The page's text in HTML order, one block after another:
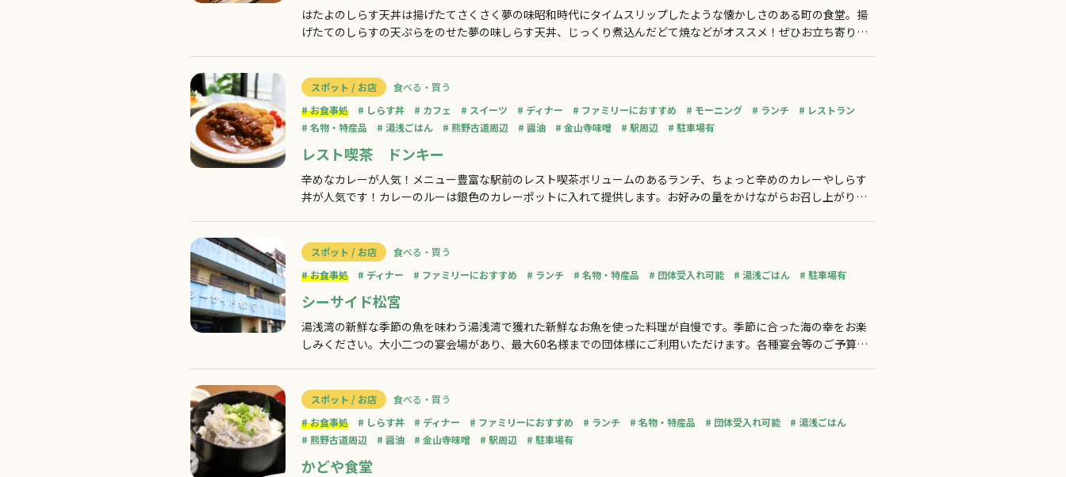
はたよのしらす天丼は揚げたてさくさく夢の味昭和時代にタイムスリップしたような懐かしさのある町の食堂。揚
げたてのしらすの天ぷらをのせた夢の味しらす天丼、じっくり煮込んだどて焼などがオススメ！ぜひお立ち寄りく
スポット / お店
食べる・買う
お食事処
しらす丼 カフェ スイーツ ディナー ファミリーにおすすめ モーニング ランチ
レストラン
名物・特産品
湯浅ごはん 熊野古道周辺 醤油 金山寺味噌 駅周辺 駐車場有
レスト喫茶 ドンキー
辛めなカレーが人気！メニュー豊富な駅前のレスト喫茶ボリュームのあるランチ、ちょっと辛めのカレーやしらす
丼が人気です！カレーのルーは銀色のカレーポットに入れて提供します。お好みの量をかけながらお召し上がりく
スポット / お店
食べる・買う
お食事処
ディナー ファミリーにおすすめ ランチ 名物・特産品 団体受入れ可能 湯浅ごはん 駐車場有
シーサイド松宮
湯浅湾の新鮮な季節の魚を味わう湯浅湾で獲れた新鮮なお魚を使った料理が自慢です。季節に合った海の幸をお楽
しみください。大小二つの宴会場があり、最大60名様までの団体様にご利用いただけます。各種宴会等のご予算は
スポット / お店
食べる・買う
お食事処
しらす丼 ディナー ファミリーにおすすめ ランチ 名物・特産品 団体受入れ可能
湯浅ごはん
熊野古道周辺
醤油 金山寺味噌 駅周辺 駐車場有
かどや食堂